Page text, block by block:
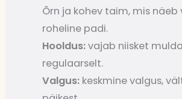
Õrn ja kohev taim, mis näeb
roheline padi.
Hooldus:vajab niisket
regulaarselt.
Valgus: keskmine valgus,